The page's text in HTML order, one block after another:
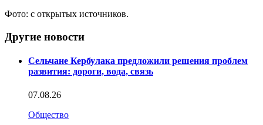
Фото: с открытых источников.
Другие новости
Сельчане Кербулака предложили решения проблем
развития: дороги, вода, связь
07.08.26
Общество